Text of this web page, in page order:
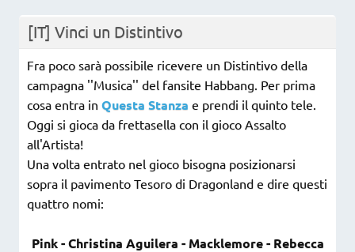
[IT] Vinci un Distintivo
Fra poco sarà possibile ricevere un Distintivo della
campagna ''Musica'' del fansite Habbang. Per prima
cosa entra in Questa Stanza e prendi il quinto tele.
Oggi si gioca da frettasella con il gioco Assalto
all'Artista!
Una volta entrato nel gioco bisogna posizionarsi
sopra il pavimento Tesoro di Dragonland e dire questi
quattro nomi:
Pink - Christina Aguilera - Macklemore - Rebecca